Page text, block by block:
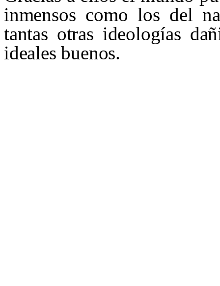
inmensos como los del
tantas otras ideologías
ideales buenos.